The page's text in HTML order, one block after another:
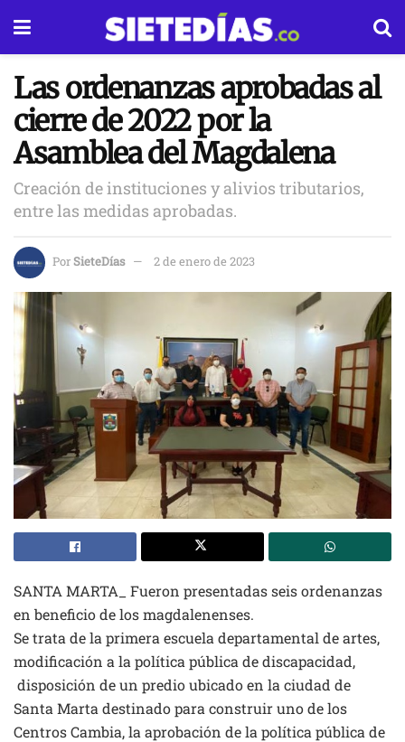
Las ordenanzas aprobadas al
cierre de 2022 por la
Asamblea del Magdalena
Creación de instituciones y alivios tributarios,
entre las medidas aprobadas.
PorSieteDías 2 de enero de 2023
SANTA MARTA_ Fueron presentadas seis ordenanzas
en beneficio de los magdalenenses.
Se trata de la primera escuela departamental de artes,
modificación a la política pública de discapacidad,
disposición de un predio ubicado en la ciudad de
Santa Marta destinado para construir uno de los
Centros Cambia, la aprobación de la política pública de